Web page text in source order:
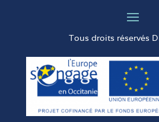
Tous droits réservés